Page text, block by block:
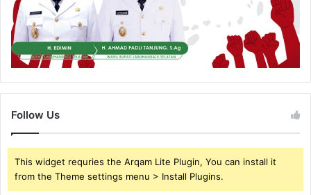
Follow Us
This widget requries the Arqam Lite Plugin, You can install it
from the Theme settings menu > Install Plugins.